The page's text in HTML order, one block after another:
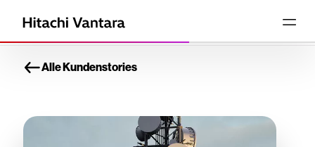
Alle Kundenstories